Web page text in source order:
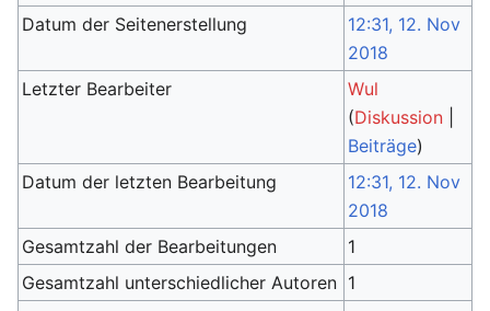
Datum der Seitenerstellung
12:31, 12. Nov
2018
Letzter Bearbeiter
Wul
(Diskussion
Beiträge)
Datum der letzten Bearbeitung
12:31, 12. Nov
2018
Gesamtzahl der Bearbeitungen
1
Gesamtzahl unterschiedlicher Autoren 1